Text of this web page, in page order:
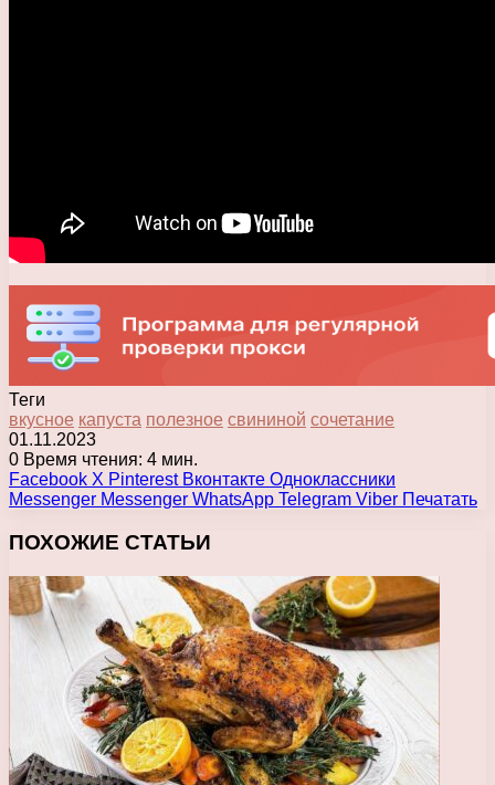
Теги
вкусное капуста полезное свининой сочетание
01.11.2023
0 Время чтения: 4 мин.
Facebook X Pinterest Вконтакте Одноклассники
Messenger Messenger WhatsApp Telegram Viber Печатать
ПОХОЖИЕ СТАТЬИ